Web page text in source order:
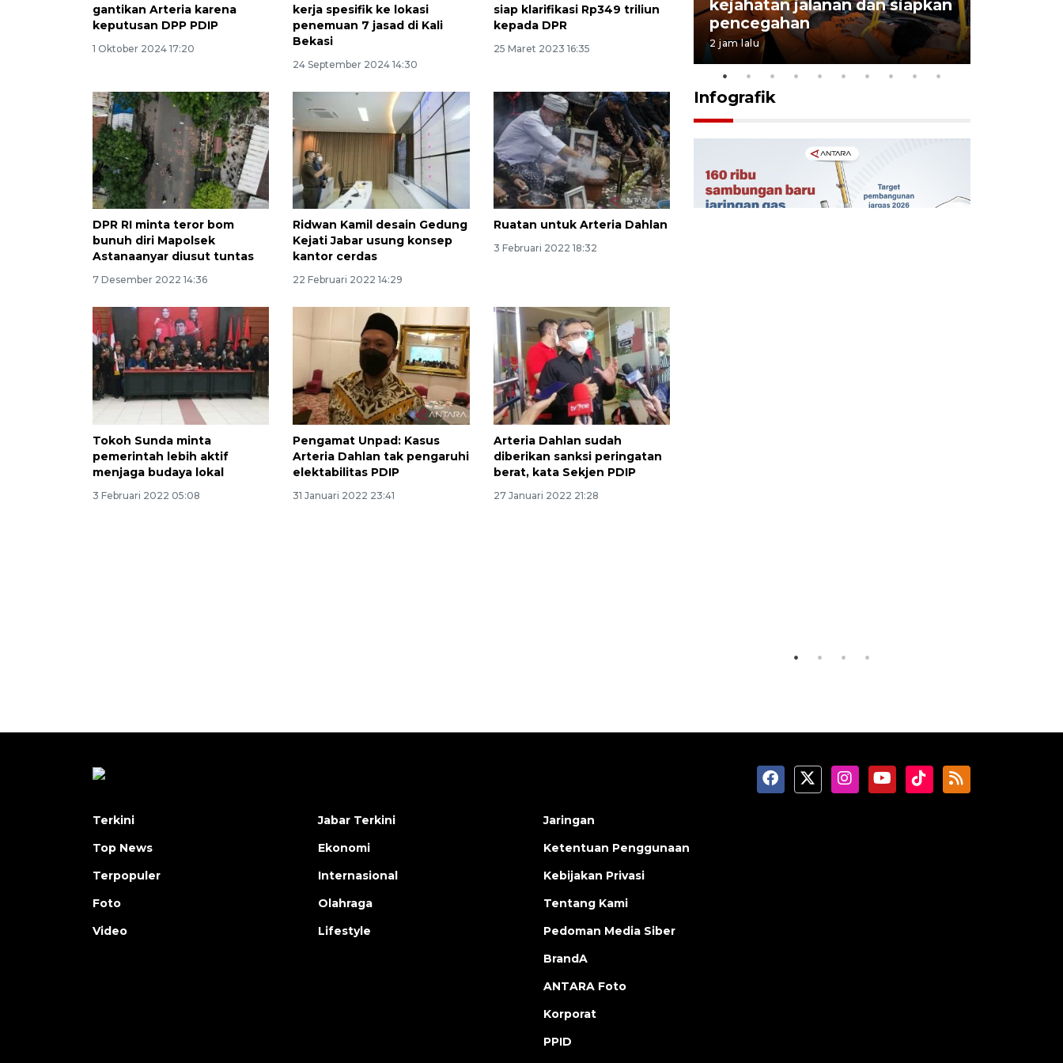
gantikan Arteria karena
keputusan DPP PDIP
1 Oktober 2024 17:20
kerja spesifik ke lokasi
penemuan 7 jasad di Kali
Bekasi
24 September 2024 14:30
siap klarifikasi Rp349 triliun
kepada DPR
25 Maret 2023 16:35
DPR RI minta teror bom
bunuh diri Mapolsek
Astanaanyar diusut tuntas
7 Desember 2022 14:36
Ridwan Kamil desain Gedung
Kejati Jabar usung konsep
kantor cerdas
22 Februari 2022 14:29
Ruatan untuk Arteria Dahlan
3 Februari 2022 18:32
Tokoh Sunda minta
pemerintah lebih aktif
menjaga budaya lokal
3 Februari 2022 05:08
Pengamat Unpad: Kasus
Arteria Dahlan tak pengaruhi
elektabilitas PDIP
31 Januari 2022 23:41
Arteria Dahlan sudah
diberikan sanksi peringatan
berat, kata Sekjen PDIP
27 Januari 2022 21:28
amankan tiket semifinal Piala
Presiden
29 Juli 2026 01:36
kejahatan jalanan dan siapkan
pencegahan
2 jam lalu
Infografik
Terkini
Top News
Terpopuler
Foto
Video
Jabar Terkini
Ekonomi
Internasional
Olahraga
Lifestyle
Jaringan
Ketentuan Penggunaan
Kebijakan Privasi
Tentang Kami
Pedoman Media Siber
BrandA
ANTARA Foto
Korporat
PPID